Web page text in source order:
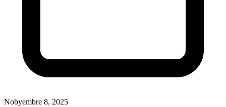
Nobyembre 8, 2025